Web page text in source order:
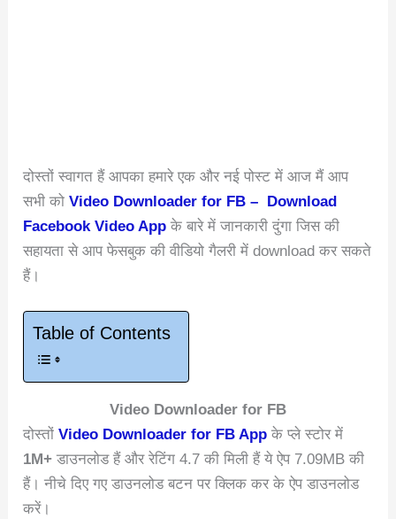
दोस्तों स्वागत हैं आपका हमारे एक और नई पोस्ट में आज मैं आप
सभी कोVideo Downloader for FB – Download
Facebook Video App के बारे में जानकारी दुंगा जिस की
सहायता से आप फेसबुक की वीडियो गैलरी में download कर सकते
हैं।
Table of Contents
Video Downloader for FB
दोस्तोंVideo Downloader for FB App के प्ले स्टोर में
1M+ डाउनलोड हैं और रेटिंग 4.7 की मिली हैं ये ऐप 7.09MB की
हैं। नीचे दिए गए डाउनलोड बटन पर क्लिक कर के ऐप डाउनलोड
करें।